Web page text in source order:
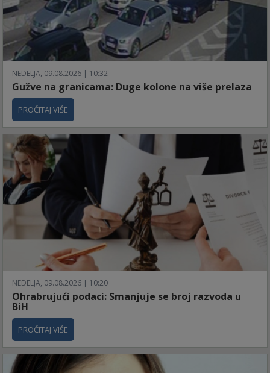
NEDELJA, 09.08.2026 | 10:32
Gužve na granicama: Duge kolone na više prelaza
PROČITAJ VIŠE
NEDELJA, 09.08.2026 | 10:20
Ohrabrujući podaci: Smanjuje se broj razvoda u
BiH
PROČITAJ VIŠE